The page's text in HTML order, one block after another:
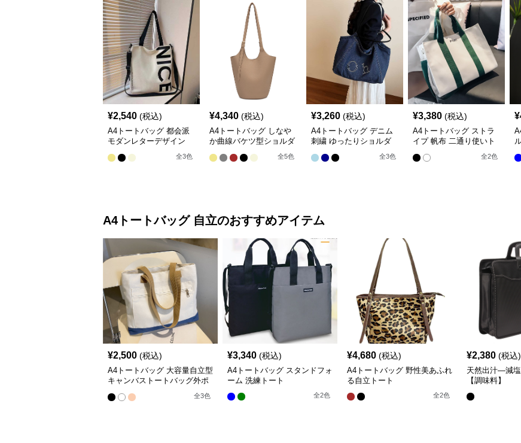
¥2,540 (税込)
A4トートバッグ 都会派
モダンレターデザイン
全3色
¥4,340 (税込)
A4トートバッグ しなや
か曲線バケツ型ショルダ
全5色
¥3,260 (税込)
A4トートバッグ デニム
刺繍 ゆったりショルダ
全3色
¥3,380 (税込)
A4トートバッグ ストラ
イプ 帆布 二通り使いト
全2色
¥
A4トートバッグ 自立のおすすめアイテム
¥2,500 (税込)
A4トートバッグ 大容量自立型
キャンバストートバッグ外ポ
全3色
¥3,340 (税込)
A4トートバッグ スタンドフォ
ーム 洗練トート
全2色
¥4,680 (税込)
A4トートバッグ 野性美あふれ
る自立トート
全2色
¥2,380 (税込)
天然出汁―減
【調味料】